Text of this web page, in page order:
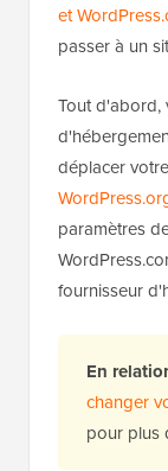
et
passer à un
Tout d'abord,
déplacer
paramètres
fournisseur
En
changer
pour plus